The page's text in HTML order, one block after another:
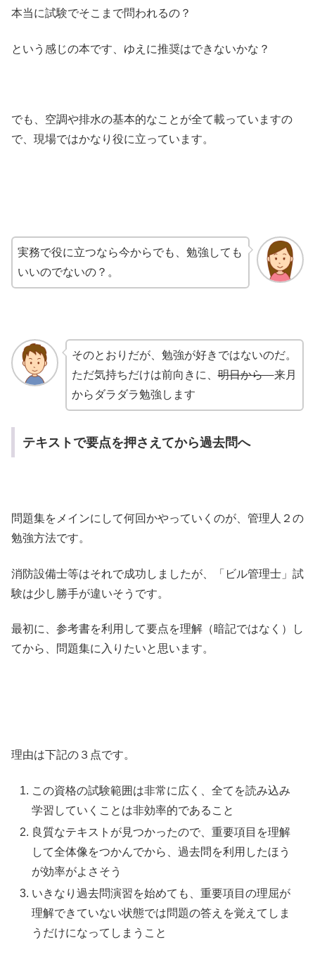
本当に試験でそこまで問われるの？
という感じの本です、ゆえに推奨はできないかな？
でも、空調や排水の基本的なことが全て載っていますの
で、現場ではかなり役に立っています。
実務で役に立つなら今からでも、勉強しても
いいのでないの？。
そのとおりだが、勉強が好きではないのだ。
ただ気持ちだけは前向きに、明日から来月
からダラダラ勉強します
テキストで要点を押さえてから過去問へ
問題集をメインにして何回かやっていくのが、管理人２の
勉強方法です。
消防設備士等はそれで成功しましたが、「ビル管理士」試
験は少し勝手が違いそうです。
最初に、参考書を利用して要点を理解（暗記ではなく）し
てから、問題集に入りたいと思います。
理由は下記の３点です。
この資格の試験範囲は非常に広く、全てを読み込み
学習していくことは非効率的であること
良質なテキストが見つかったので、重要項目を理解
して全体像をつかんでから、過去問を利用したほう
が効率がよさそう
いきなり過去問演習を始めても、重要項目の理屈が
理解できていない状態では問題の答えを覚えてしま
うだけになってしまうこと